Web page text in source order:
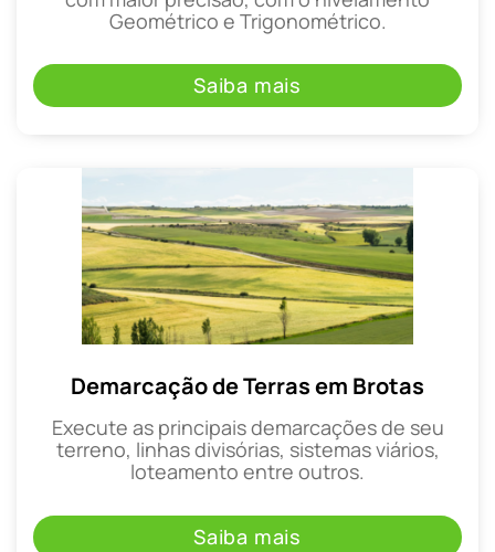
Geométrico e Trigonométrico.
Saiba mais
Demarcação de Terras em Brotas
Execute as principais demarcações de seu
terreno, linhas divisórias, sistemas viários,
loteamento entre outros.
Saiba mais